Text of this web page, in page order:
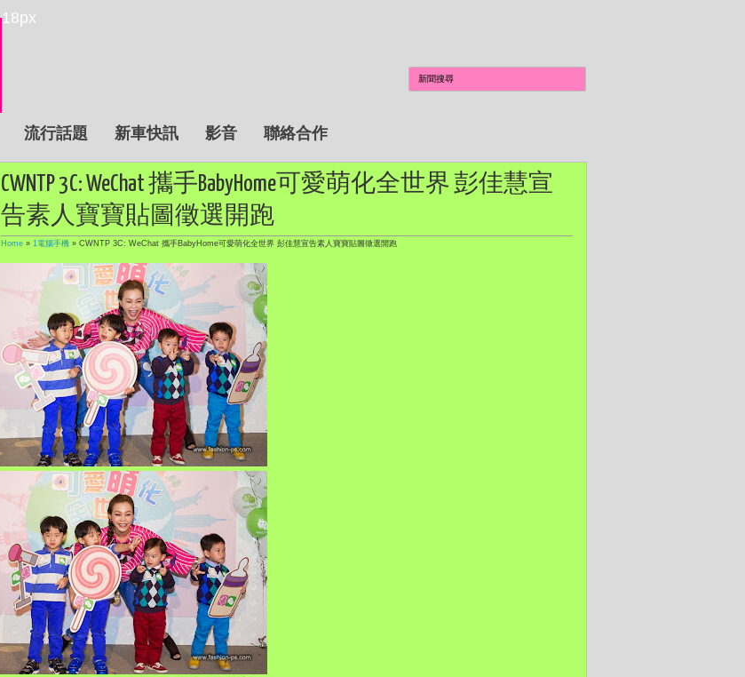
18px
流行話題 新車快訊 影音 聯絡合作
CWNTP 3C: WeChat 攜手BabyHome可愛萌化全世界 彭佳慧宣
告素人寶寶貼圖徵選開跑
Home » 1電腦手機 » CWNTP 3C: WeChat 攜手BabyHome可愛萌化全世界 彭佳慧宣告素人寶寶貼圖徵選開跑